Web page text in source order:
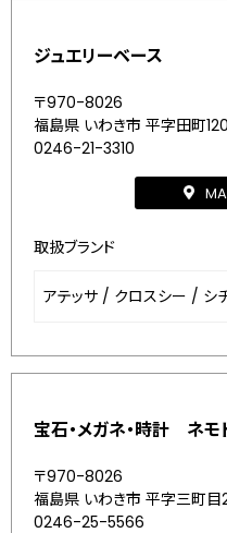
ジュエリーベース
〒970-8026
福島県 いわき市 平字田町
0246-21-3310
取扱ブランド
アテッサ / クロスシー / シ
宝石・メガネ・時計 ネモ
〒970-8026
福島県 いわき市 平字三町
0246-25-5566